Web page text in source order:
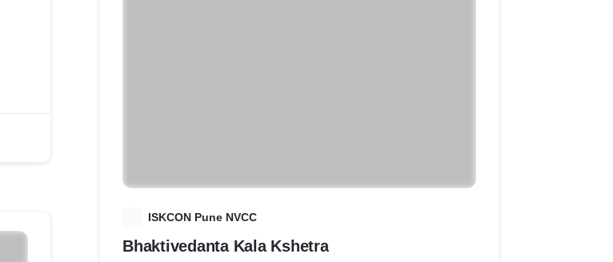
ISKCON Pune NVCC
Bhaktivedanta Kala Kshetra